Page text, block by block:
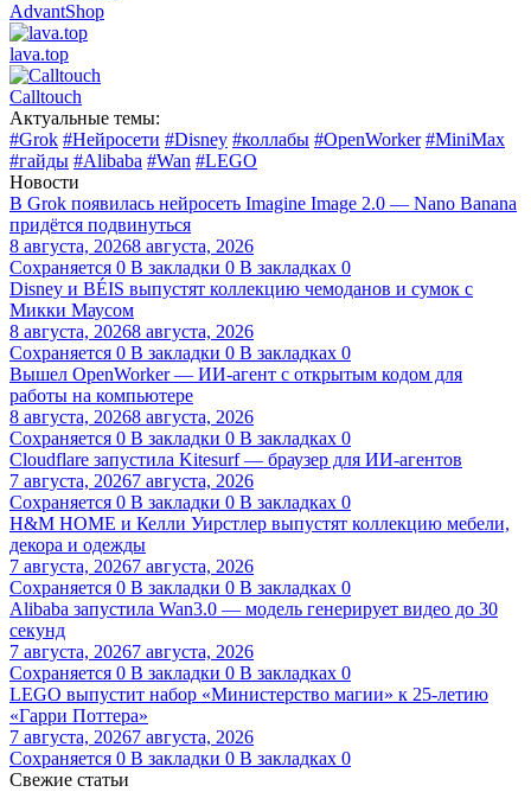
AdvantShop
lava.top
Calltouch
Актуальные темы:
#Grok #Нейросети #Disney #коллабы #OpenWorker #MiniMax
#гайды #Alibaba #Wan #LEGO
Новости
В Grok появилась нейросеть Imagine Image 2.0 — Nano Banana
придётся подвинуться
8 августа, 20268 августа, 2026
Сохраняется 0 В закладки 0 В закладках 0
Disney и BÉIS выпустят коллекцию чемоданов и сумок с
Микки Маусом
8 августа, 20268 августа, 2026
Сохраняется 0 В закладки 0 В закладках 0
Вышел OpenWorker — ИИ-агент с открытым кодом для
работы на компьютере
8 августа, 20268 августа, 2026
Сохраняется 0 В закладки 0 В закладках 0
Cloudflare запустила Kitesurf — браузер для ИИ-агентов
7 августа, 20267 августа, 2026
Сохраняется 0 В закладки 0 В закладках 0
H&M HOME и Келли Уирстлер выпустят коллекцию мебели,
декора и одежды
7 августа, 20267 августа, 2026
Сохраняется 0 В закладки 0 В закладках 0
Alibaba запустила Wan3.0 — модель генерирует видео до 30
секунд
7 августа, 20267 августа, 2026
Сохраняется 0 В закладки 0 В закладках 0
LEGO выпустит набор «Министерство магии» к 25-летию
«Гарри Поттера»
7 августа, 20267 августа, 2026
Сохраняется 0 В закладки 0 В закладках 0
Свежие статьи